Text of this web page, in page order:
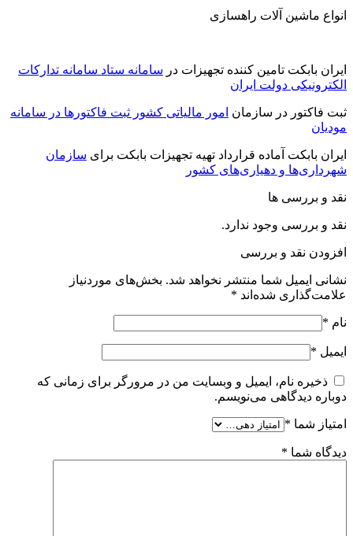
انواع ماشین آلات راهسازی
ایران بابکت تامین کننده تجهیزات در سامانه ستاد سامانه تدارکات
الکترونیکی دولت ایران
ثبت فاکتور در سازمان امور مالیاتی کشور ثبت فاکتورها در سامانه
مودیان
ایران بابکت آماده قرارداد تهیه تجهیزات بابکت برای سازمان
شهرداری‌ها و دهیاری‌های کشور
نقد و بررسی ها
نقد و بررسی وجود ندارد.
افزودن نقد و بررسی
نشانی ایمیل شما منتشر نخواهد شد. بخش‌های موردنیاز
علامت‌گذاری شده‌اند *
نام *
ایمیل *
ذخیره نام، ایمیل و وبسایت من در مرورگر برای زمانی که
دوباره دیدگاهی می‌نویسم.
امتیاز شما *
دیدگاه شما *